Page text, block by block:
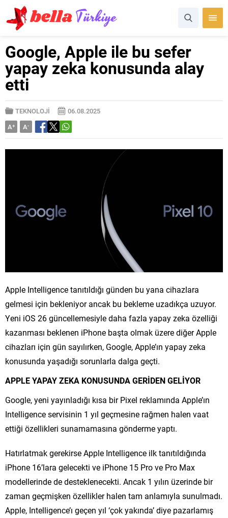
Google, Apple ile bu sefer
yapay zeka konusunda alay
etti
TEKNOLOJİ
06.08.2025
A+ A-
Apple Intelligence tanıtıldığı günden bu yana cihazlara
gelmesi için bekleniyor ancak bu bekleme uzadıkça uzuyor.
Yeni iOS 26 güncellemesiyle daha fazla yapay zeka özelliği
kazanması beklenen iPhone başta olmak üzere diğer Apple
cihazları için gün sayılırken, Google, Apple’ın yapay zeka
konusunda yaşadığı sorunlarla dalga geçti.
APPLE YAPAY ZEKA KONUSUNDA GERİDEN GELİYOR
Google, yeni yayınladığı kısa bir Pixel reklamında Apple’ın
Intelligence servisinin 1 yıl geçmesine rağmen halen vaat
ettiği özellikleri sunamamasına gönderme yaptı.
Hatırlatmak gerekirse Apple Intelligence ilk tanıtıldığında
iPhone 16’lara gelecekti ve iPhone 15 Pro ve Pro Max
modellerinde de desteklenecekti. Ancak 1 yılın üzerinde bir
zaman geçmişken özellikler halen tam anlamıyla sunulmadı.
Apple, Intelligence’ı geçen yıl ‘çok yakında’ diye pazarlamış